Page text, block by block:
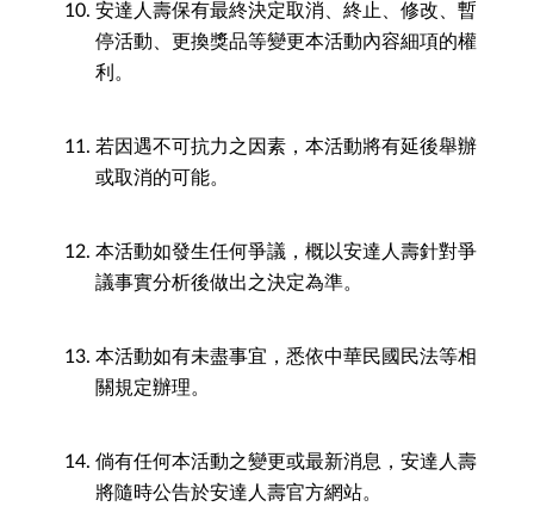
安達人壽保有最終決定取消、終止、修改、暫
停活動、更換獎品等變更本活動內容細項的權
利。
若因遇不可抗力之因素，本活動將有延後舉辦
或取消的可能。
本活動如發生任何爭議，概以安達人壽針對爭
議事實分析後做出之決定為準。
本活動如有未盡事宜，悉依中華民國民法等相
關規定辦理。
倘有任何本活動之變更或最新消息，安達人壽
將隨時公告於安達人壽官方網站。